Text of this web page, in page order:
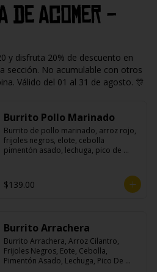
de Acomer -
y disfruta 20% de descuento en
sección. No acumulable con otros
Válido del 01 al 31 de agosto. 🎊
Burrito Pollo Marinado
Burrito de pollo marinado, arroz rojo,
frijoles negros, elote, cebolla
pimentón asado, lechuga, pico de
$139.00
Burrito Arrachera
Burrito Arrachera, Arroz Cilantro,
Frijoles Negros, Eote, Cebolla,
Pimentón Asado, Lechuga, Pico De